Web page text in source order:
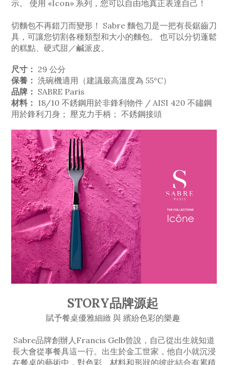
示。 使用 «Icon» 系列，您可以自由地真正表達自己！
切麵包不再錯刀而變形！ Sabre 麵包刀是一把有長鋸齒刀
具，可讓您切割各種類型和大小的麵包。 也可以分切蓬鬆
的糕點、硬式甜／鹹派皮。
尺寸： 29 公分
保養： 洗碗機適用（建議最高溫度為 55°C）
品牌： SABRE Paris
材料： 18/10 不銹鋼用於非鋒利物件 / AISI 420 不鏽鋼
用於鋒利刀身； 壓克力手柄； 不銹鋼接頭
STORY品牌源起
賦予餐桌優雅細緻 與 繽紛色彩的樂趣
Sabre品牌創辦人Francis Gelb曾說，自己從出生就知道
長大會從事餐具這一行。出生於金工世家，他自小就沉浸
在餐桌的藝術中，對色彩、材料和形狀的彼此結合有累積